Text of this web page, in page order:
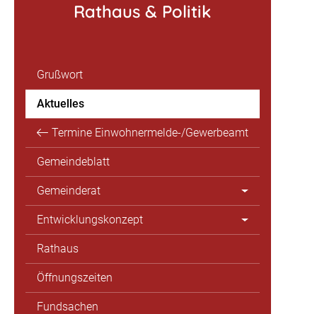
Rathaus & Politik
Grußwort
Aktuelles
Termine Einwohnermelde-/Gewerbeamt
Gemeindeblatt
Gemeinderat
Entwicklungskonzept
Rathaus
Öffnungszeiten
Fundsachen